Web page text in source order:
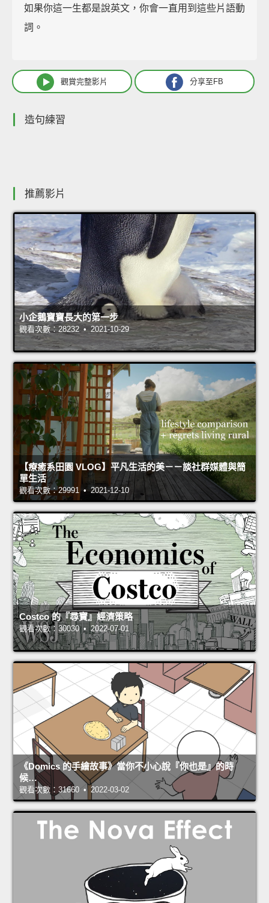
如果你這一生都是說英文，你會一直用到這些片語動
詞。
觀賞完整影片 分享至FB
造句練習
推薦影片
小企鵝寶寶長大的第一步
觀看次數：28232 • 2021-10-29
【療癒系田園 VLOG】平凡生活的美－－談社群媒體與簡
單生活
觀看次數：29991 • 2021-12-10
Costco 的『尋寶』經濟策略
觀看次數：30030 • 2022-07-01
《Domics 的手繪故事》當你不小心說『你也是』的時
候…
觀看次數：31660 • 2022-03-02